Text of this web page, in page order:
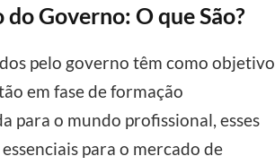
Governo: O que São?
pelo governo têm como objetivo
em fase de formação
para o mundo profissional, esses
para o mercado de